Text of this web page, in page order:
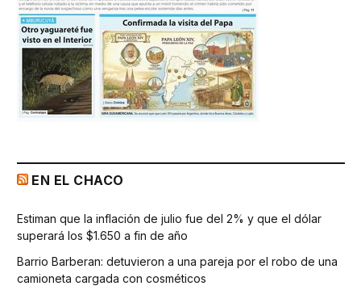
EN EL CHACO
Estiman que la inflación de julio fue del 2% y que el dólar
superará los $1.650 a fin de año
Barrio Barberan: detuvieron a una pareja por el robo de una
camioneta cargada con cosméticos